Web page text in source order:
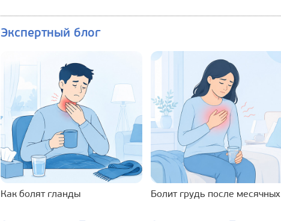
Экспертный блог
Как болят гланды Болит грудь после месячных